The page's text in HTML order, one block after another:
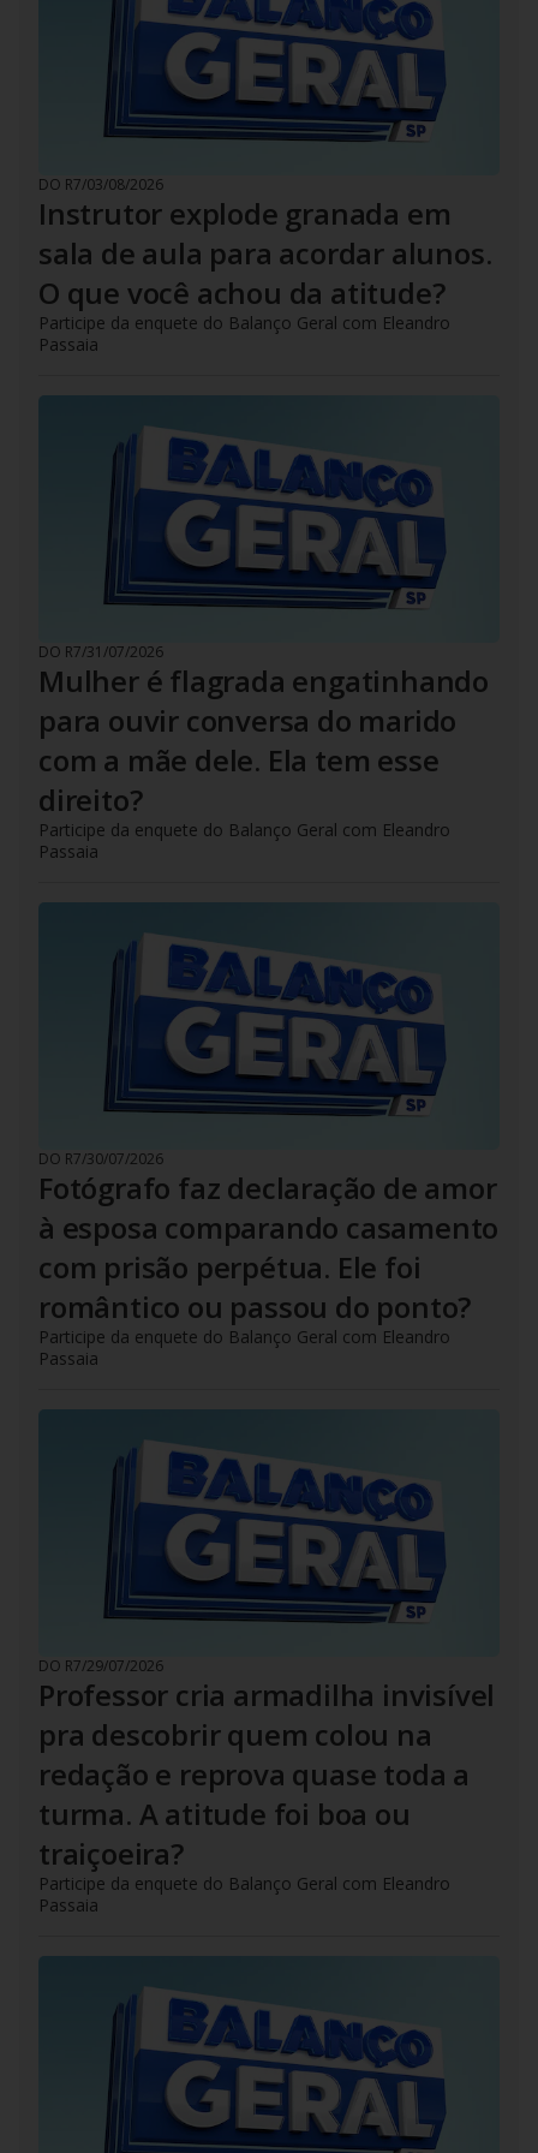
DO R7/03/08/2026
Instrutor explode granada em
sala de aula para acordar alunos.
O que você achou da atitude?
Participe da enquete do Balanço Geral com Eleandro
Passaia
DO R7/31/07/2026
Mulher é flagrada engatinhando
para ouvir conversa do marido
com a mãe dele. Ela tem esse
direito?
Participe da enquete do Balanço Geral com Eleandro
Passaia
DO R7/30/07/2026
Fotógrafo faz declaração de amor
à esposa comparando casamento
com prisão perpétua. Ele foi
romântico ou passou do ponto?
Participe da enquete do Balanço Geral com Eleandro
Passaia
DO R7/29/07/2026
Professor cria armadilha invisível
pra descobrir quem colou na
redação e reprova quase toda a
turma. A atitude foi boa ou
traiçoeira?
Participe da enquete do Balanço Geral com Eleandro
Passaia